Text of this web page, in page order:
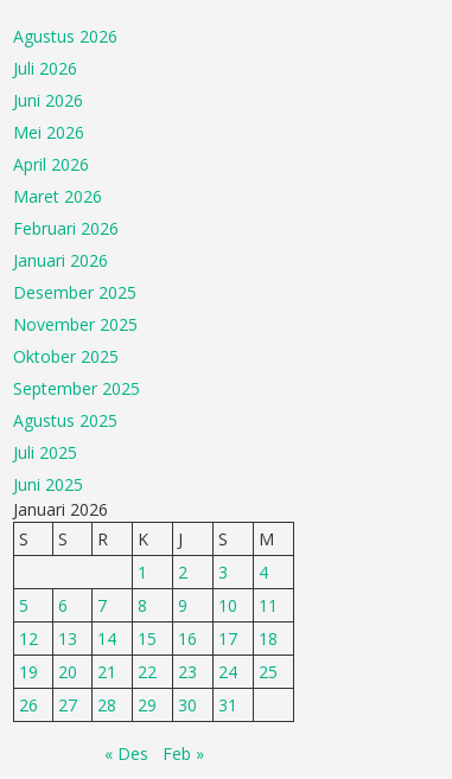
Agustus 2026
Juli 2026
Juni 2026
Mei 2026
April 2026
Maret 2026
Februari 2026
Januari 2026
Desember 2025
November 2025
Oktober 2025
September 2025
Agustus 2025
Juli 2025
Juni 2025
Januari 2026
S
S R K J S
M
1
2 3
4
5
6 7 8 9 10
11
12
13 14 15 16 17
18
19
20 21 22 23 24
25
26
27 28 29 30 31
« Des Feb »